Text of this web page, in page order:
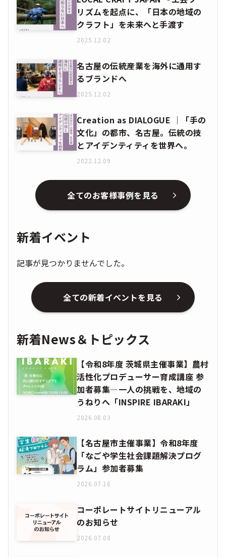
リズムを起点に、「日本の地域の
クラフト」を未来へと手渡す
2025.12.02
名古屋の伝統産業を海外に通用す
るブランドへ
2025.12.02
Creation as DIALOGUE │「手の
文化」の都市、名古屋。伝統の技
とアイデンティティを世界へ。
2022.12.09
全てのお客様事例を見る
新着イベント
記事が見つかりませんでした。
全ての新着イベントを見る
新着News＆トピックス
【令和8年度 茨城県主催事業】農村
活性化プロデューサー育成講座 参
加者募集―一人の挑戦を、地域の
うねりへ「INSPIRE IBARAKI」
2026.08.03
【名古屋市主催事業】令和8年度
「なごや学生社会課題解決プログ
ラム」参加者募集
2026.07.16
コーポレートサイトリニューアル
のお知らせ
2026.07.08